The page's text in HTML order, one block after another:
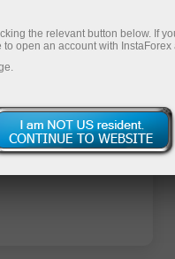
will be able to
will double your
the relevant button below. If
open an account with InstaForex